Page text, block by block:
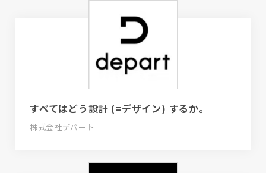
すべてはどう設計 (=デザイン) するか。
株式会社デパート